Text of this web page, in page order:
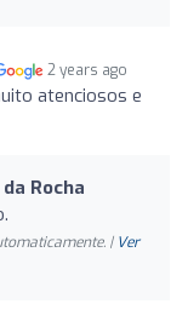
2 years ago
atenciosos e
Rocha
| Ver